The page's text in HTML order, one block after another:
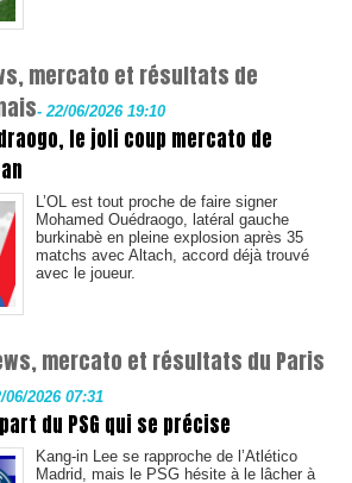
mercato et résultats de
- 22/06/2026 19:10
le joli coup mercato de
L’OL est tout proche de faire signer
Mohamed Ouédraogo, latéral gauche
burkinabè en pleine explosion après 35
matchs avec Altach, accord déjà trouvé
avec le joueur.
mercato et résultats du Paris
06/2026 07:31
du PSG qui se précise
Kang-in Lee se rapproche de l’Atlético
Madrid, mais le PSG hésite à le lâcher à